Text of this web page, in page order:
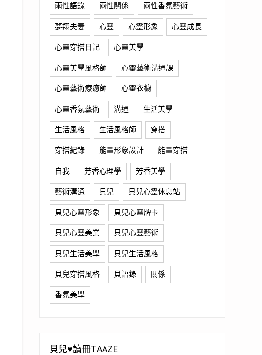
兩性語錄 兩性關係 兩性香氛藝術
夢翔夫妻 心靈 心靈形象 心靈成長
心靈穿搭日記 心靈美學
心靈美學風格師 心靈藝術溝通課
心靈藝術療癒師 心靈衣櫥
心靈香氛藝術 溝通 生活美學
生活風格 生活風格師 穿搭
穿搭紀錄 能量形象設計 能量穿搭
自我 芳香心理學 芳香美學
藝術溝通 貝兒 貝兒心靈休息站
貝兒心靈形象 貝兒心靈牌卡
貝兒心靈美業 貝兒心靈藝術
貝兒生活美學 貝兒生活風格
貝兒穿搭風格 貝語錄 關係
香氛美學
貝兒♥讀冊TAAZE